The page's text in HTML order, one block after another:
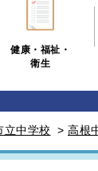
健康・福祉・
衛生
立中学校 > 高根